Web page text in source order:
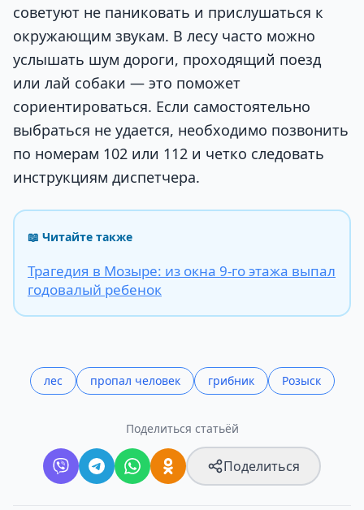
советуют не паниковать и прислушаться к
окружающим звукам. В лесу часто можно
услышать шум дороги, проходящий поезд
или лай собаки — это поможет
сориентироваться. Если самостоятельно
выбраться не удается, необходимо позвонить
по номерам 102 или 112 и четко следовать
инструкциям диспетчера.
📖 Читайте также
Трагедия в Мозыре: из окна 9-го этажа выпал
годовалый ребенок
лес пропал человек грибник Розыск
Поделиться статьёй
Поделиться